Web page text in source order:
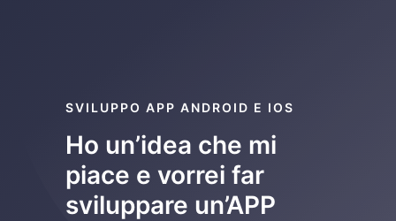
SVILUPPO APP ANDROID E IOS
Ho un’idea che mi
piace e vorrei far
sviluppare un’APP